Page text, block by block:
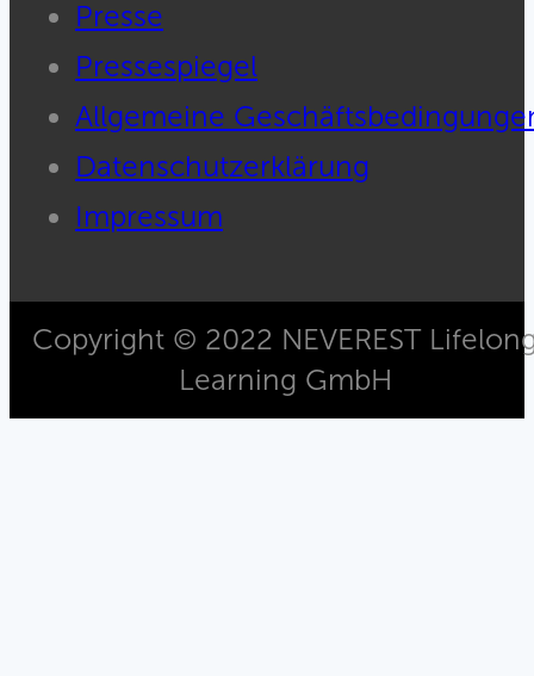
Presse
Pressespiegel
Allgemeine
Datenschutzerklärung
Impressum
Copyright © 2022 NEVEREST
Learning GmbH